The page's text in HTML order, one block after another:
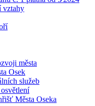
vztahy
města
Osek
služeb
Města Oseka